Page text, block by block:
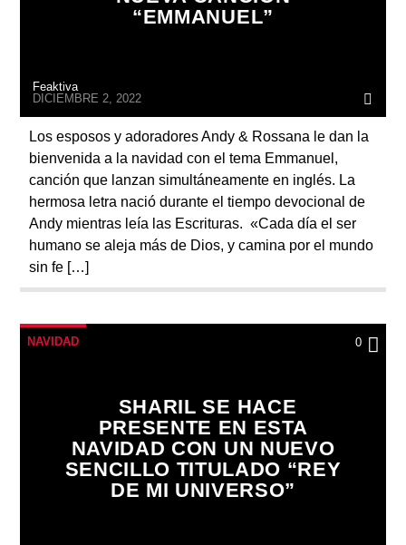
“EMMANUEL”
Feaktiva
DICIEMBRE 2, 2022
Los esposos y adoradores Andy & Rossana le dan la
bienvenida a la navidad con el tema Emmanuel,
canción que lanzan simultáneamente en inglés. La
hermosa letra nació durante el tiempo devocional de
Andy mientras leía las Escrituras. «Cada día el ser
humano se aleja más de Dios, y camina por el mundo
sin fe […]
NAVIDAD 0
SHARIL SE HACE
PRESENTE EN ESTA
NAVIDAD CON UN NUEVO
SENCILLO TITULADO “REY
DE MI UNIVERSO”